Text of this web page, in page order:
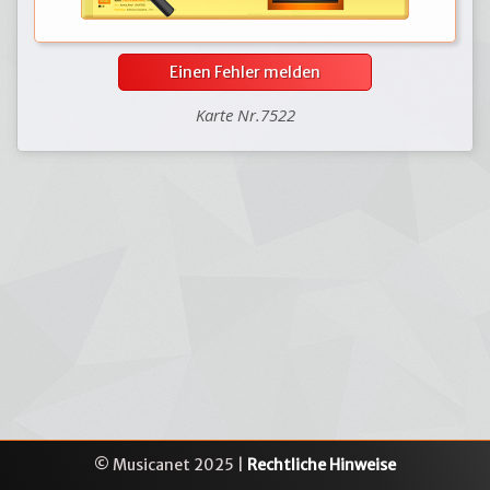
Einen Fehler melden
Karte Nr.7522
© Musicanet 2025 | Rechtliche Hinweise